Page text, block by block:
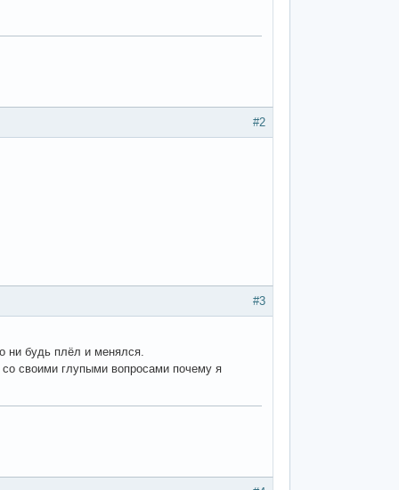
#2
#3
ни будь плёл и менялся.
своими глупыми вопросами почему я